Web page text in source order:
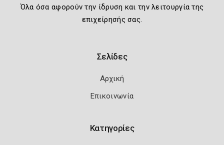
Όλα όσα αφορούν την ίδρυση και την λειτουργία της
επιχείρησής σας.
Σελίδες
Αρχική
Επικοινωνία
Κατηγορίες